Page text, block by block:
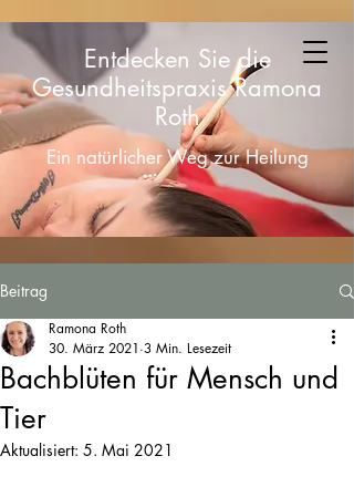
Entdecken Sie die
Gesundheitspraxis Ramona
Roth
Ein natürlicher Weg zur Heilung
Beitrag
Bachblüten für Mensch und
Tier
Ramona Roth
30. März 2021 3 Min. Lesezeit
Aktualisiert: 5. Mai 2021